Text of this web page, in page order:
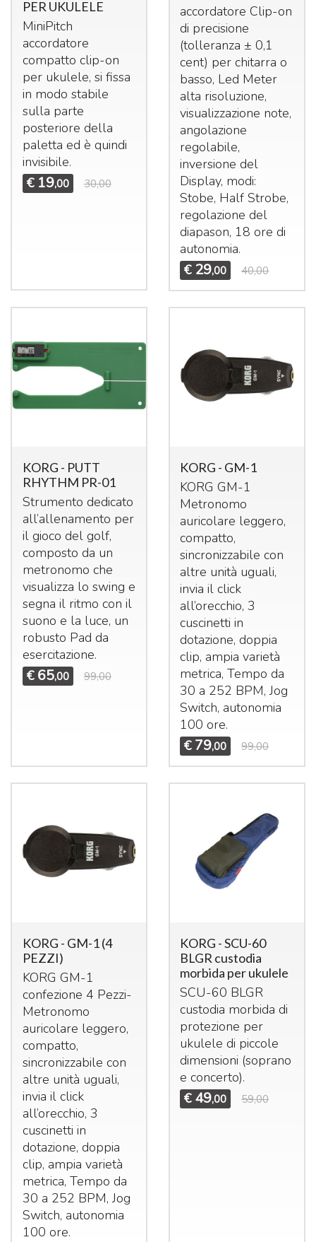
PER UKULELE
MiniPitch
accordatore
compatto clip-on
per ukulele, si fissa
in modo stabile
sulla parte
posteriore della
paletta ed è quindi
invisibile.
€ 19,00 30,00
accordatore Clip-on
di precisione
(tolleranza ± 0,1
cent) per chitarra o
basso, Led Meter
alta risoluzione,
visualizzazione note,
angolazione
regolabile,
inversione del
Display, modi:
Stobe, Half Strobe,
regolazione del
diapason, 18 ore di
autonomia.
€ 29,00 40,00
KORG - PUTT
RHYTHM PR-01
Strumento dedicato
all’allenamento per
il gioco del golf,
composto da un
metronomo che
visualizza lo swing e
segna il ritmo con il
suono e la luce, un
robusto Pad da
esercitazione.
€ 65,00 99,00
KORG - GM-1
KORG GM-1
Metronomo
auricolare leggero,
compatto,
sincronizzabile con
altre unità uguali,
invia il click
all’orecchio, 3
cuscinetti in
dotazione, doppia
clip, ampia varietà
metrica, Tempo da
30 a 252 BPM, Jog
Switch, autonomia
100 ore.
€ 79,00 99,00
KORG - GM-1 (4
PEZZI)
KORG GM-1
confezione 4 Pezzi-
Metronomo
auricolare leggero,
compatto,
sincronizzabile con
altre unità uguali,
invia il click
all’orecchio, 3
cuscinetti in
dotazione, doppia
clip, ampia varietà
metrica, Tempo da
30 a 252 BPM, Jog
Switch, autonomia
100 ore.
KORG - SCU-60
BLGR custodia
morbida per ukulele
SCU-60 BLGR
custodia morbida di
protezione per
ukulele di piccole
dimensioni (soprano
e concerto).
€ 49,00 59,00